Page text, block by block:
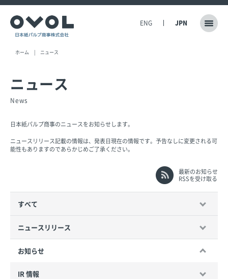
ENG JPN
ホーム ニュース
ニュース
News
日本紙パルプ商事のニュースをお知らせします。
ニュースリリース記載の情報は、発表日現在の情報です。予告なしに変更される可
能性もありますのであらかじめご了承ください。
最新のお知らせ
RSSを受け取る
すべて
ニュースリリース
お知らせ
IR 情報